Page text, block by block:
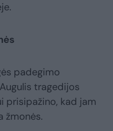
padegimo
tragedijos
prisipažino, kad jam
žmonės.